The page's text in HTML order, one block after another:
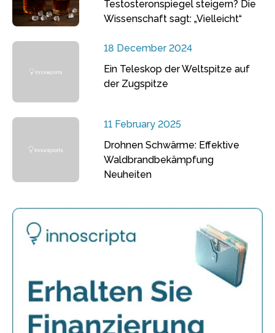
Testosteronspiegel steigern? Die
Wissenschaft sagt: „Vielleicht“
18 December 2024
Ein Teleskop der Weltspitze auf
der Zugspitze
11 February 2025
Drohnen Schwärme: Effektive
Waldbrandbekämpfung
Neuheiten